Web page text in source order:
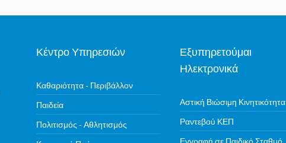
Κέντρο Υπηρεσιών
Καθαριότητα - Περιβάλλον
Παιδεία
Πολιτισμός - Αθλητισμός
Εξυπηρετούμαι
Ηλεκτρονικά
Αστική Βιώσιμη Κινητικότητα
Ραντεβού ΚΕΠ